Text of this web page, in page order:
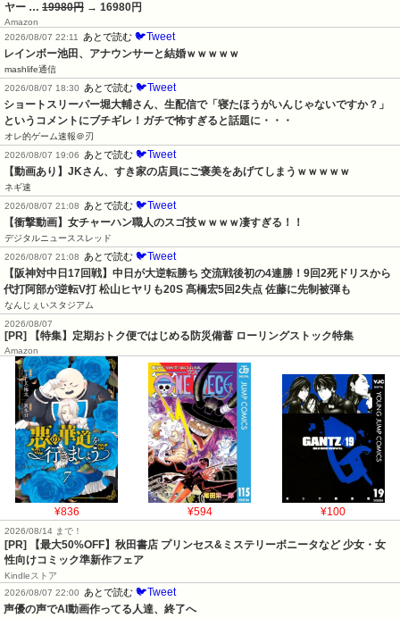
ヤー … 19980円 → 16980円
Amazon
2026/08/07 22:11
あとで読む 🐦Tweet
レインボー池田、アナウンサーと結婚ｗｗｗｗｗ
mashlife通信
2026/08/07 18:30
あとで読む 🐦Tweet
ショートスリーパー堀大輔さん、生配信で「寝たほうがいんじゃないですか？」
というコメントにブチギレ！ガチで怖すぎると話題に・・・
オレ的ゲーム速報＠刃
2026/08/07 19:06
あとで読む 🐦Tweet
【動画あり】JKさん、すき家の店員にご褒美をあげてしまうｗｗｗｗｗ
ネギ速
2026/08/07 21:08
あとで読む 🐦Tweet
【衝撃動画】女チャーハン職人のスゴ技ｗｗｗｗ凄すぎる！！
デジタルニューススレッド
2026/08/07 21:08
あとで読む 🐦Tweet
【阪神対中日17回戦】中日が大逆転勝ち 交流戦後初の4連勝！9回2死ドリスから
代打阿部が逆転V打 松山ヒヤリも20S 髙橋宏5回2失点 佐藤に先制被弾も
なんじぇいスタジアム
2026/08/07
[PR] 【特集】定期おトク便ではじめる防災備蓄 ローリングストック特集
Amazon
¥836 ¥594 ¥100
2026/08/14 まで！
[PR] 【最大50%OFF】秋田書店 プリンセス&ミステリーボニータなど 少女・女
性向けコミック準新作フェア
Kindleストア
2026/08/07 22:00
あとで読む 🐦Tweet
声優の声でAI動画作ってる人達、終了へ